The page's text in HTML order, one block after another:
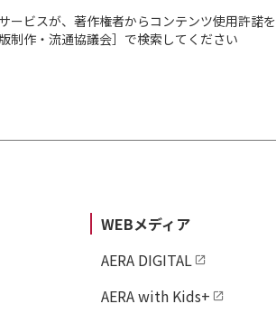
ビスが、著作権者からコンテンツ使用許諾
制作・流通協議会］で検索してください
WEBメディア
AERA DIGITAL
AERA with Kids+